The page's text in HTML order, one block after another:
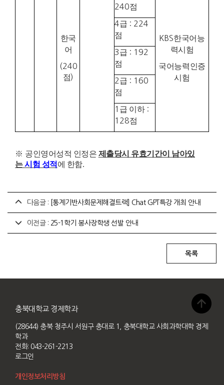
한국
어
(240
점)
240점
KBS한국어능
력시험
국어능력인증
시험
4급 : 224
점
3급 : 192
점
2급 : 160
점
1 급 이하 :
128점
※ 공인영어성적 인정은 제출당시 유효기간이 남아있
는시험 성적 에 한함.
다음글 : [통계기반사회문제해결트랙] Chat GPT특강 개최 안내
이전글 : 25-1학기 봉사장학생 선발 안내
충북대학교 경제학과
(28644) 충북 청주시 서원구 충대로 1, 충북대학교 사회과학대학 경제
학과
전화: 043-261-2213
로그인
개인정보처리방침